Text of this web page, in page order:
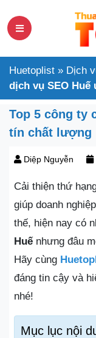
Huetoplist » Dịch
dịch vụ SEO
Top 5 công ty
tín chất lượng
Diệp Nguyễn
Cải thiện thứ
giúp doanh
thế, hiện nay có
Huếnhưng đâu
Hãy cùng
đáng tin cậy và
nhé!
Mục lục nội